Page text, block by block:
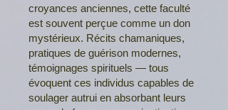
croyances anciennes, cette faculté
est souvent perçue comme un don
mystérieux. Récits chamaniques,
pratiques de guérison modernes,
témoignages spirituels — tous
évoquent ces individus capables de
soulager autrui en absorbant leurs